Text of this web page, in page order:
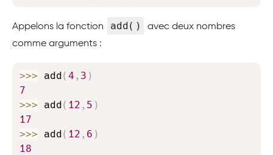
Appelons la fonction add()
avec deux nombres
comme arguments :
>>> add( 4 , 3 )
7
>>> add( 12 , 5 )
17
>>> add( 12 , 6 )
18